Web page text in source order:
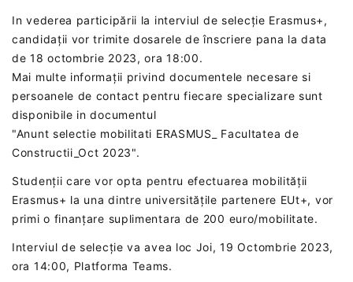
In vederea participării la interviul de selecție Erasmus+,
candidații vor trimite dosarele de înscriere pana la data
de 18 octombrie 2023, ora 18:00.
Mai multe informații privind documentele necesare si
persoanele de contact pentru fiecare specializare sunt
disponibile in documentul
"Anunt selectie mobilitati ERASMUS_ Facultatea de
Constructii_Oct 2023".
Studenții care vor opta pentru efectuarea mobilității
Erasmus+ la una dintre universitățile partenere EUt+, vor
primi o finanțare suplimentara de 200 euro/mobilitate.
Interviul de selecție va avea loc Joi, 19 Octombrie 2023,
ora 14:00, Platforma Teams.